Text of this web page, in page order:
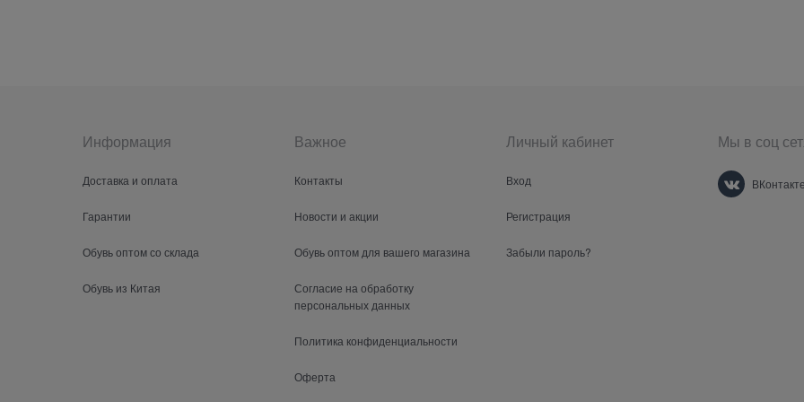
Информация
Доставка и оплата
Гарантии
Обувь оптом со склада
Обувь из Китая
Важное
Контакты
Новости и акции
Обувь оптом для вашего магазина
Согласие на обработку
персональных данных
Политика конфиденциальности
Оферта
Личный кабинет
Вход
Регистрация
Забыли пароль?
Мы в соц